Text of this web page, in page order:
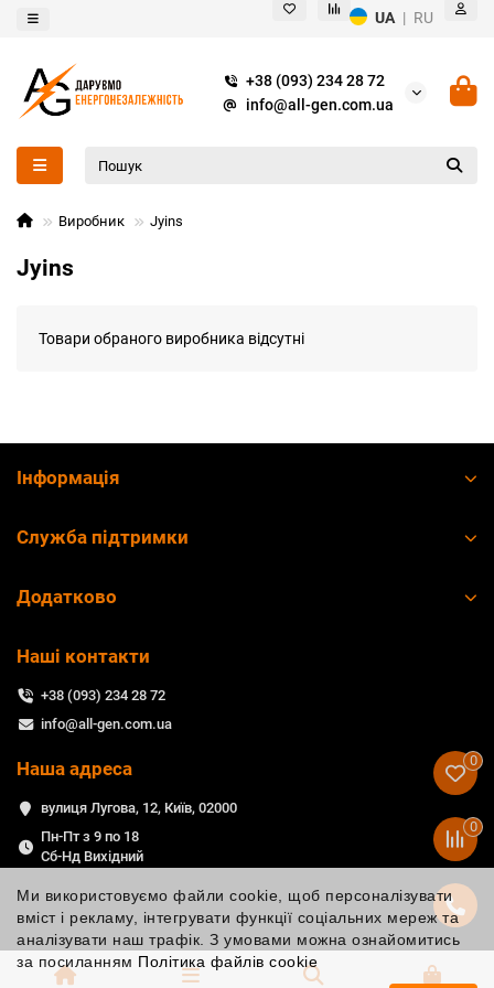
UA | RU
+38 (093) 234 28 72
info@all-gen.com.ua
Виробник Jyins
Jyins
Товари обраного виробника відсутні
Ми використовуємо файли cookie, щоб персоналізувати
вміст і рекламу, інтегрувати функції соціальних мереж та
аналізувати наш трафік. З умовами можна ознайомитись
за посиланням Політика файлів cookie
Інформація
Служба підтримки
Додатково
Наші контакти
+38 (093) 234 28 72
info@all-gen.com.ua
Наша адреса
вулиця Лугова, 12, Київ, 02000
Пн-Пт з 9 по 18
Сб-Нд Вихідний
0
0